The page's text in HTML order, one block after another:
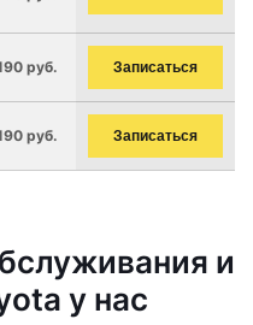
руб. Записаться
руб. Записаться
и
у нас